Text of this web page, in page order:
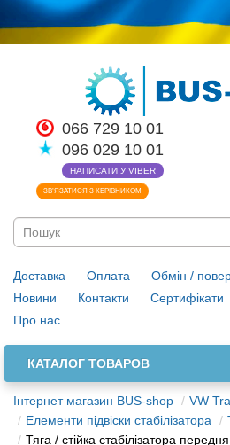
066 729 10 01
096 029 10 01
НАПИСАТИ У VIBER
ЗВ’ЯЗАТИСЯ З КЕРІВНИКОМ
Доставка Оплата Обмін /
Новини
Контакти Сертифікати
Про нас
КАТАЛОГ ТОВАРОВ
Інтернет магазин BUS-shop VW
Елементи підвіски стабілізатора
Тяга / стійка стабілізатора